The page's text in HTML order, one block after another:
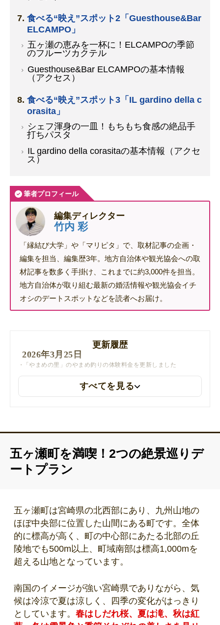
食べる“映え”スポット2「Guesthouse&Bar
ELCAMPO」
五ヶ瀬の恵みを一杯に！ELCAMPOの季節
のフルーツカクテル
Guesthouse&Bar ELCAMPOの基本情報
（アクセス）
食べる“映え”スポット3「IL gardino della c
orasita」
シェフ渾身の一皿！もちもち食感の絶品手
打ちパスタ
IL gardino della corasitaの基本情報（アクセ
ス）
筆者プロフィール
編集ディレクター
竹内 彩
「縁結び大学」や「マリピタ」で、取材記事の企画・
編集を担当、編集歴3年。地方自治体や観光協会への取
材記事を数多く手掛け、これまでに約3,000件を担当。
地方自治体が取り組む最新の婚活情報や観光協会イチ
オシのデートスポットなどを読者へお届け。
更新履歴
2026年3月25日
「やまめの里」のやまめ釣りの体験料金を更新しました
すべてを見る
五ヶ瀬町を満喫！2つの絶景巡りデ
ートプラン
五ヶ瀬町は宮崎県の北西部にあり、九州山地の
ほぼ中央部に位置した山間にある町です。全体
的に標高が高く、町の中心部にあたる北部の丘
陵地でも500m以上、町域南部は標高1,000mを
超える山地となっています。
南国のイメージが強い宮崎県でありながら、気
候は冷涼で夏は涼しく、四季の変化がはっきり
としています。 春はしだれ桜、夏は滝、秋は紅